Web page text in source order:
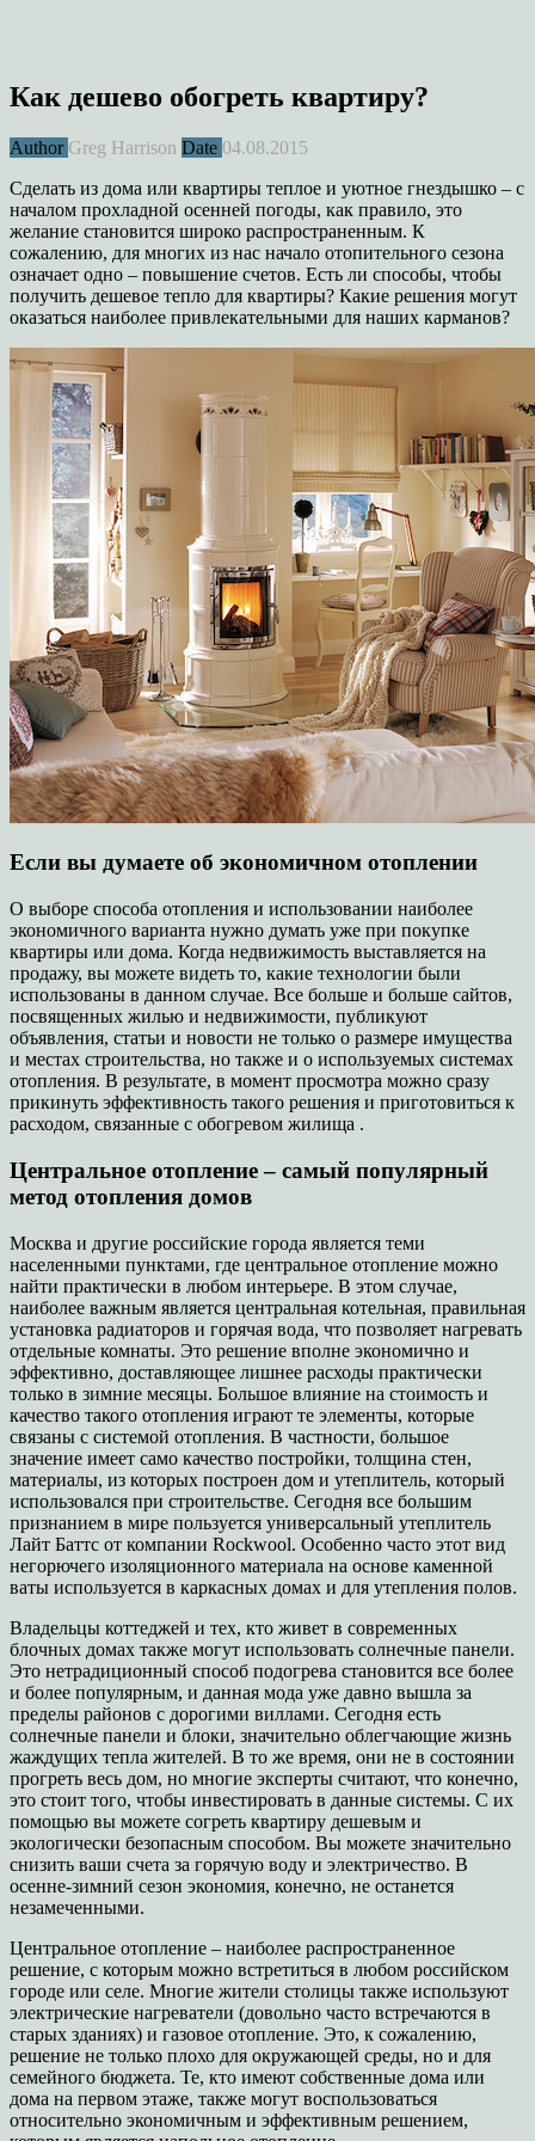
Как дешево обогреть квартиру?
Author Greg Harrison Date 04.08.2015
Сделать из дома или квартиры теплое и уютное гнездышко – с
началом прохладной осенней погоды, как правило, это
желание становится широко распространенным. К
сожалению, для многих из нас начало отопительного сезона
означает одно – повышение счетов. Есть ли способы, чтобы
получить дешевое тепло для квартиры? Какие решения могут
оказаться наиболее привлекательными для наших карманов?
Если вы думаете об экономичном отоплении
О выборе способа отопления и использовании наиболее
экономичного варианта нужно думать уже при покупке
квартиры или дома. Когда недвижимость выставляется на
продажу, вы можете видеть то, какие технологии были
использованы в данном случае. Все больше и больше сайтов,
посвященных жилью и недвижимости, публикуют
объявления, статьи и новости не только о размере имущества
и местах строительства, но также и о используемых системах
отопления. В результате, в момент просмотра можно сразу
прикинуть эффективность такого решения и приготовиться к
расходом, связанные с обогревом жилища .
Центральное отопление – самый популярный
метод отопления домов
Москва и другие российские города является теми
населенными пунктами, где центральное отопление можно
найти практически в любом интерьере. В этом случае,
наиболее важным является центральная котельная, правильная
установка радиаторов и горячая вода, что позволяет нагревать
отдельные комнаты. Это решение вполне экономично и
эффективно, доставляющее лишнее расходы практически
только в зимние месяцы. Большое влияние на стоимость и
качество такого отопления играют те элементы, которые
связаны с системой отопления. В частности, большое
значение имеет само качество постройки, толщина стен,
материалы, из которых построен дом и утеплитель, который
использовался при строительстве. Сегодня все большим
признанием в мире пользуется универсальный утеплитель
Лайт Баттс от компании Rockwool. Особенно часто этот вид
негорючего изоляционного материала на основе каменной
ваты используется в каркасных домах и для утепления полов.
Владельцы коттеджей и тех, кто живет в современных
блочных домах также могут использовать солнечные панели.
Это нетрадиционный способ подогрева становится все более
и более популярным, и данная мода уже давно вышла за
пределы районов с дорогими виллами. Сегодня есть
солнечные панели и блоки, значительно облегчающие жизнь
жаждущих тепла жителей. В то же время, они не в состоянии
прогреть весь дом, но многие эксперты считают, что конечно,
это стоит того, чтобы инвестировать в данные системы. С их
помощью вы можете согреть квартиру дешевым и
экологически безопасным способом. Вы можете значительно
снизить ваши счета за горячую воду и электричество. В
осенне-зимний сезон экономия, конечно, не останется
незамеченными.
Центральное отопление – наиболее распространенное
решение, с которым можно встретиться в любом российском
городе или селе. Многие жители столицы также используют
электрические нагреватели (довольно часто встречаются в
старых зданиях) и газовое отопление. Это, к сожалению,
решение не только плохо для окружающей среды, но и для
семейного бюджета. Те, кто имеют собственные дома или
дома на первом этаже, также могут воспользоваться
относительно экономичным и эффективным решением,